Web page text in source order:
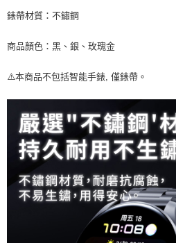
錶帶材質：不鏽鋼
商品顏色：黑、銀、玫瑰金
⚠️本商品不包括智能手錶, 僅錶帶。